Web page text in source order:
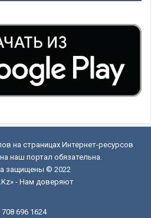
на страницах Интернет-ресурсов
наш портал обязательна.
защищены © 2022
- Нам доверяют
708 696 1624